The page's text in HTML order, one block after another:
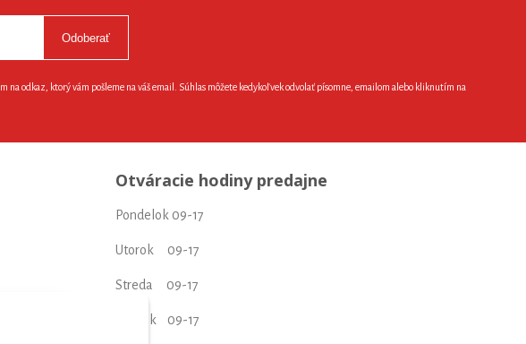
Odoberať
odkaz, ktorý vám pošleme na váš email. Súhlas môžete kedykoľvek odvolať písomne, emailom alebo kliknutím na
Otváracie hodiny predajne
Pondelok 09-17
Utorok 09-17
Streda 09-17
Štvrtok 09-17